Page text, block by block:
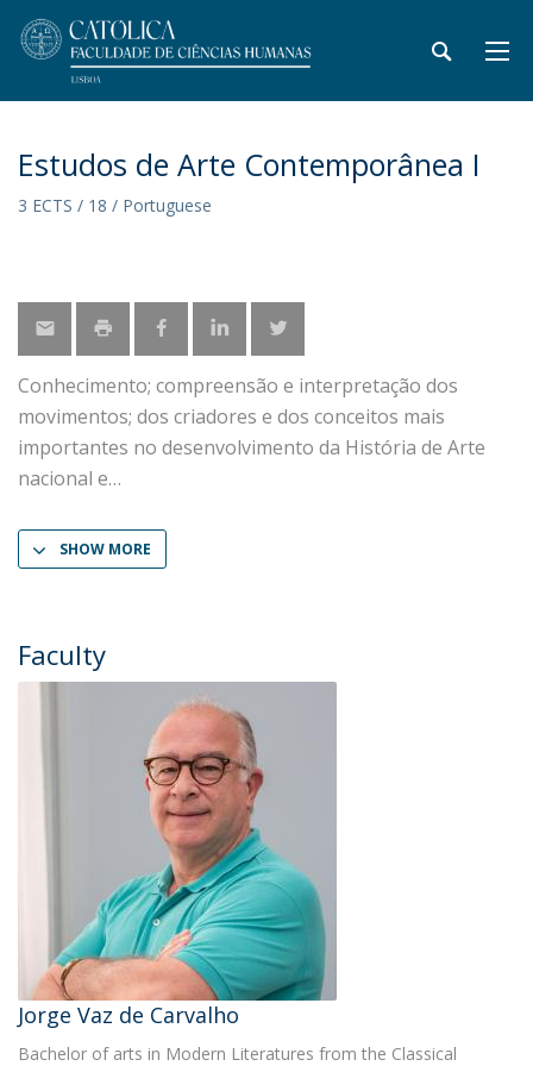
Estudos de Arte Contemporânea I
3 ECTS / 18 / Portuguese
Conhecimento; compreensão e interpretação dos
movimentos; dos criadores e dos conceitos mais
importantes no desenvolvimento da História de Arte
nacional e
SHOW MORE
Faculty
Jorge Vaz de Carvalho
Bachelor of arts in Modern Literatures from the Classical